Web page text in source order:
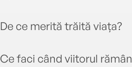
De ce merită trăită viața?
Ce faci când viitorul